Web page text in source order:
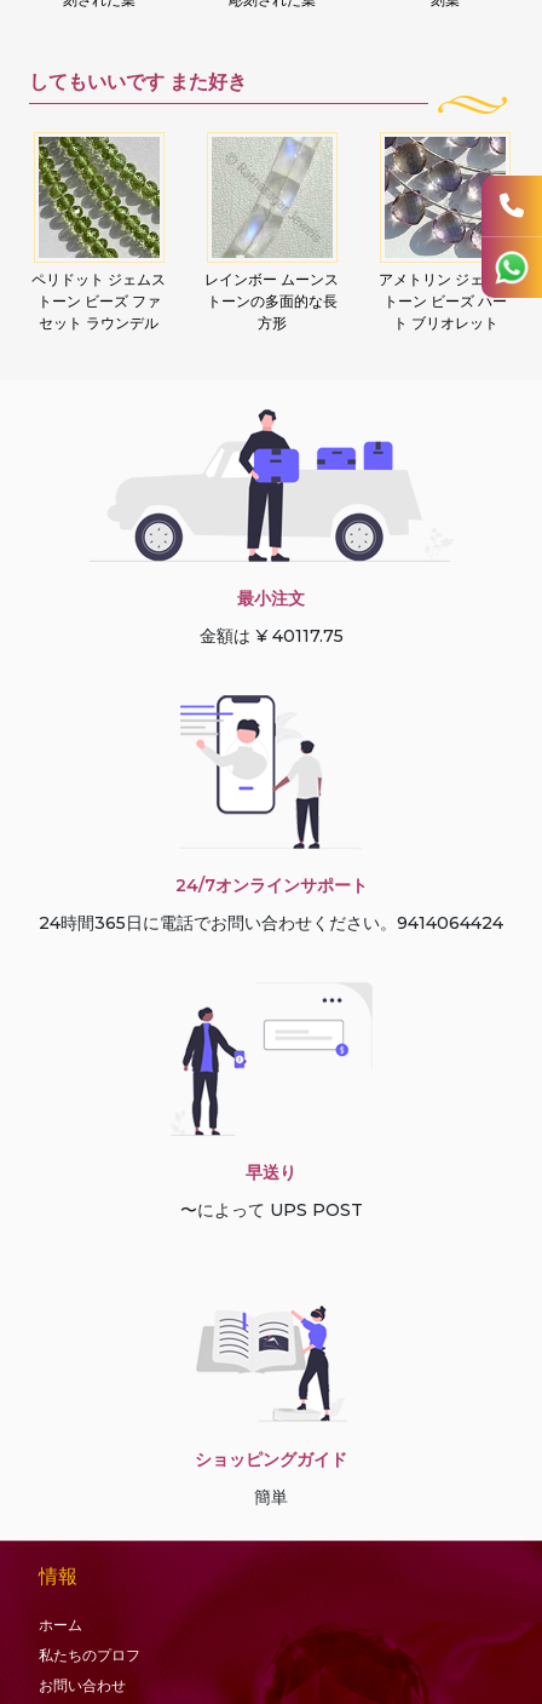
してもいいです また好き
ペリドット ジェムス
トーン ビーズ ファ
セット ラウンデル
レインボー ムーンス
トーンの多面的な長
方形
アメトリン ジェムス
トーン ビーズ ハー
ト ブリオレット
最小注文
金額は ¥ 40117.75
24/7オンラインサポート
24時間365日に電話でお問い合わせください。9414064424
早送り
〜によって UPS POST
ショッピングガイド
簡単
情報
ホーム
私たちのプロフ
お問い合わせ